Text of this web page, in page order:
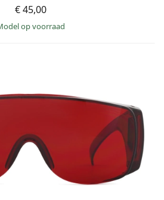
€ 45,00
model op voorraad